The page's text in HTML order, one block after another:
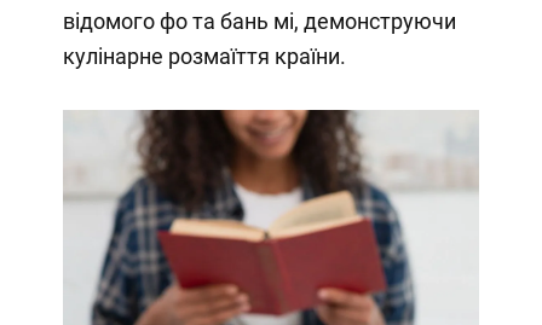
відомого фо та бань мі, демонструючи
кулінарне розмаїття країни.